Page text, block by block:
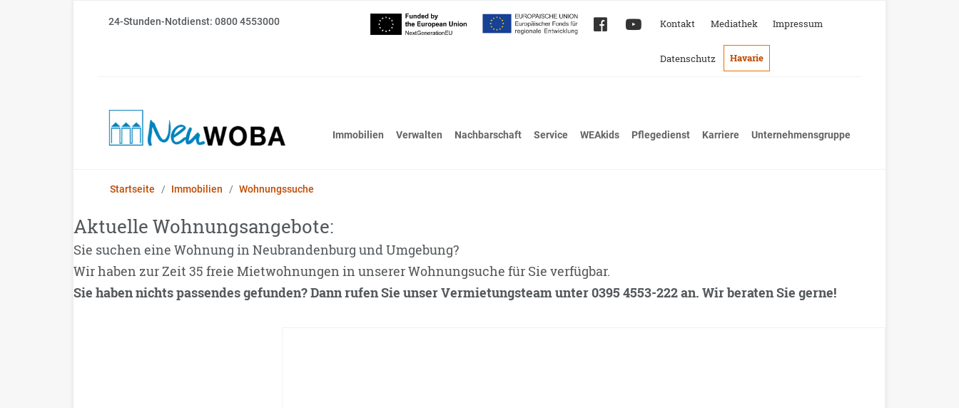
24-Stunden-Notdienst: 0800 4553000 Kontakt Mediathek Impressum
Datenschutz Havarie
Immobilien Verwalten Nachbarschaft Service WEAkids Pflegedienst Karriere Unternehmensgruppe
Startseite Immobilien Wohnungssuche
Aktuelle Wohnungsangebote:
Sie suchen eine Wohnung in Neubrandenburg und Umgebung?
Wir haben zur Zeit 35 freie Mietwohnungen in unserer Wohnungsuche für Sie verfügbar.
Sie haben nichts passendes gefunden? Dann rufen Sie unser Vermietungsteam unter 0395 4553-222 an. Wir beraten Sie gerne!